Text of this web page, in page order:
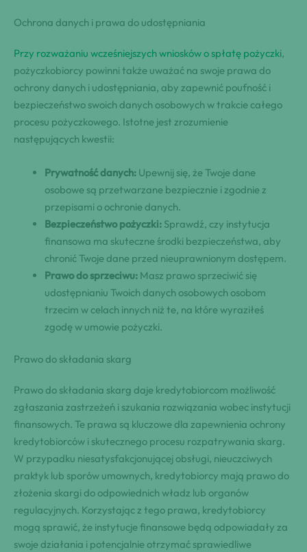
Ochrona danych i prawa do udostępniania
Przy rozważaniu wcześniejszych wniosków o spłatę pożyczki,
pożyczkobiorcy powinni także uważać na swoje prawa do
ochrony danych i udostępniania, aby zapewnić poufność i
bezpieczeństwo swoich danych osobowych w trakcie całego
procesu pożyczkowego. Istotne jest zrozumienie
następujących kwestii:
Prywatność danych: Upewnij się, że Twoje dane
osobowe są przetwarzane bezpiecznie i zgodnie z
przepisami o ochronie danych.
Bezpieczeństwo pożyczki: Sprawdź, czy instytucja
finansowa ma skuteczne środki bezpieczeństwa, aby
chronić Twoje dane przed nieuprawnionym dostępem.
Prawo do sprzeciwu: Masz prawo sprzeciwić się
udostępnianiu Twoich danych osobowych osobom
trzecim w celach innych niż te, na które wyraziłeś
zgodę w umowie pożyczki.
Prawo do składania skarg
Prawo do składania skarg daje kredytobiorcom możliwość
zgłaszania zastrzeżeń i szukania rozwiązania wobec instytucji
finansowych. Te prawa są kluczowe dla zapewnienia ochrony
kredytobiorców i skutecznego procesu rozpatrywania skarg.
W przypadku niesatysfakcjonującej obsługi, nieuczciwych
praktyk lub sporów umownych, kredytobiorcy mają prawo do
złożenia skargi do odpowiednich władz lub organów
regulacyjnych. Korzystając z tego prawa, kredytobiorcy
mogą sprawić, że instytucje finansowe będą odpowiadały za
swoje działania i potencjalnie otrzymać sprawiedliwe